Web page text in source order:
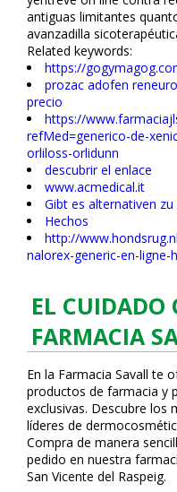
antiguas limitantes
avanzadilla
Related keywords:
https://
prozac adofen
precio
https://
refMed=generico-de-
orliloss-orlidunn
descubrir el enlace
www.acmedical.it
Gibt es alternativen zu
Hechos
http://
nalorex-generic-en-ligne-
EL CUIDADO
FARMACIA
En la Farmacia Savall te
productos de farmacia y
exclusivas. Descubre los
líderes de
Compra de manera
pedido en nuestra
San Vicente del Raspeig.